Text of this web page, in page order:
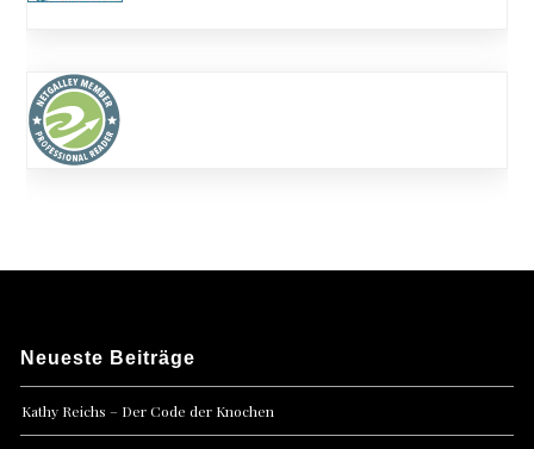
Neueste Beiträge
Kathy Reichs – Der Code der Knochen